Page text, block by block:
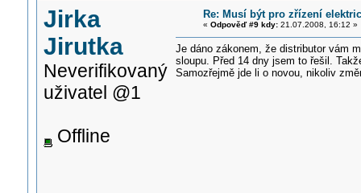
Jirka
Jirutka
Neverifikovaný
uživatel @1
Offline
Re: Musí být pro zřízení
« Odpověď #9 kdy:21.07.2008, 16:12 »
Je dáno zákonem, že distributor vám
sloupu. Před 14 dny jsem to řešil.
Samozřejmě jde li o novou, nikoliv